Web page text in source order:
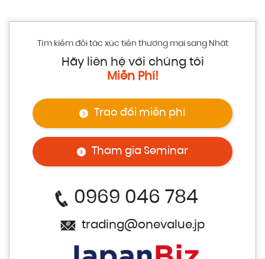
Tìm kiếm đối tác xúc tiến thương mại sang Nhật
Hãy liên hệ với chúng tôi
Miễn Phí!
Trao đổi miễn phí
Tham gia Seminar
0969 046 784
trading@onevalue.jp